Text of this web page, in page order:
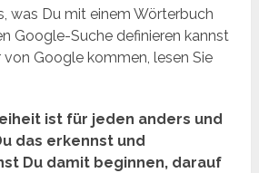
was Du mit einem Wörterbuch
Google-Suche definieren kannst
von Google kommen, lesen Sie
ist für jeden anders und
u das erkennst und
Du damit beginnen, darauf